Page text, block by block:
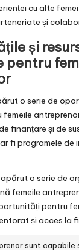
cu alte
și
și
pentru
o serie de
finanțare și de
fi programele de
o serie de
femeile
pentru
și acces la
sunt capabile